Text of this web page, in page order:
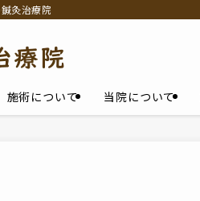
灸治療院
施術について 当院について